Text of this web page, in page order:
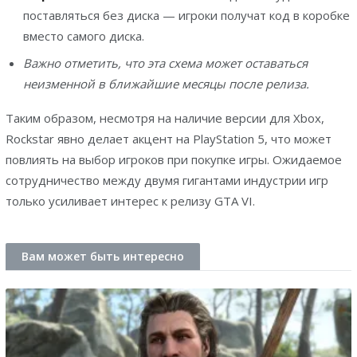
поставляться без диска — игроки получат код в коробке
вместо самого диска.
Важно отметить, что эта схема может оставаться
неизменной в ближайшие месяцы после релиза.
Таким образом, несмотря на наличие версии для Xbox,
Rockstar явно делает акцент на PlayStation 5, что может
повлиять на выбор игроков при покупке игры. Ожидаемое
сотрудничество между двумя гигантами индустрии игр
только усиливает интерес к релизу GTA VI.
Вам может быть интересно